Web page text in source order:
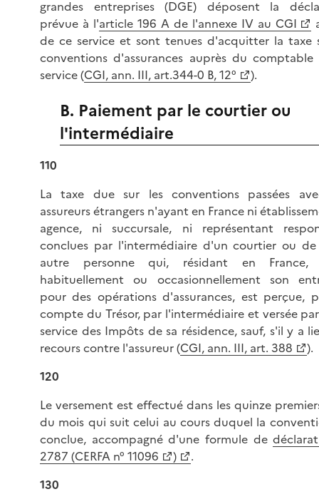
grandes entreprises (DGE) déposent la
prévue à l'article 196 A de l'annexe IV au CGI
de ce service et sont tenues d'acquitter la taxe
conventions d'assurances auprès du
service (CGI, ann. III, art.344-0 B, 12° ).
B. Paiement par le courtier ou
l'intermédiaire
110
La taxe due sur les conventions passées
assureurs étrangers n'ayant en France ni
agence, ni succursale, ni représentant
conclues par l'intermédiaire d'un courtier ou
autre personne qui, résidant en France,
habituellement ou occasionnellement son
pour des opérations d'assurances, est perçue,
compte du Trésor, par l'intermédiaire et versée
service des Impôts de sa résidence, sauf, s'il y a
recours contre l'assureur (CGI, ann. III, art. 388
).
120
Le versement est effectué dans les quinze
du mois qui suit celui au cours duquel la
conclue, accompagné d'une formule de
2787 (CERFA n° 11096
)
.
130